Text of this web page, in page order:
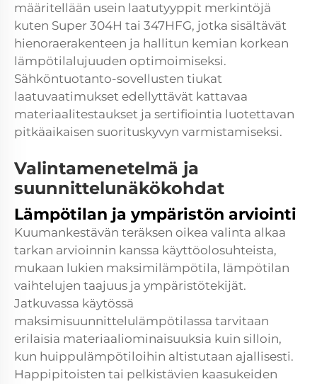
määritellään usein laatutyyppit merkintöjä
kuten Super 304H tai 347HFG, jotka sisältävät
hienoraerakenteen ja hallitun kemian korkean
lämpötilalujuuden optimoimiseksi.
Sähköntuotanto-sovellusten tiukat
laatuvaatimukset edellyttävät kattavaa
materiaalitestaukset ja sertifiointia luotettavan
pitkäaikaisen suorituskyvyn varmistamiseksi.
Valintamenetelmä ja
suunnittelunäkökohdat
Lämpötilan ja ympäristön arviointi
Kuumankestävän teräksen oikea valinta alkaa
tarkan arvioinnin kanssa käyttöolosuhteista,
mukaan lukien maksimilämpötila, lämpötilan
vaihtelujen taajuus ja ympäristötekijät.
Jatkuvassa käytössä
maksimisuunnittelulämpötilassa tarvitaan
erilaisia materiaaliominaisuuksia kuin silloin,
kun huippulämpötiloihin altistutaan ajallisesti.
Happipitoisten tai pelkistävien kaasukeiden